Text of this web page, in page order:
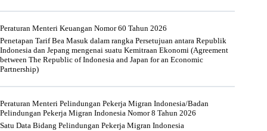
Peraturan Menteri Keuangan Nomor 60 Tahun 2026
Penetapan Tarif Bea Masuk dalam rangka Persetujuan antara Republik
Indonesia dan Jepang mengenai suatu Kemitraan Ekonomi (Agreement
between The Republic of Indonesia and Japan for an Economic
Partnership)
Peraturan Menteri Pelindungan Pekerja Migran Indonesia/Badan
Pelindungan Pekerja Migran Indonesia Nomor 8 Tahun 2026
Satu Data Bidang Pelindungan Pekerja Migran Indonesia